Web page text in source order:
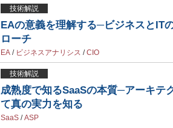
技術解説
EAの意義を理解する─ビジネスとIT
ローチ
EA / ビジネスアナリシス /CIO
技術解説
成熟度で知るSaaSの本質─アーキテ
て真の実力を知る
SaaS /ASP